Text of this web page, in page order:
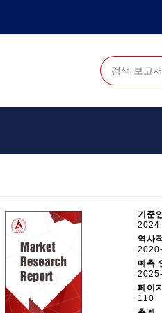
기준
2024
역사
예측
페이
110